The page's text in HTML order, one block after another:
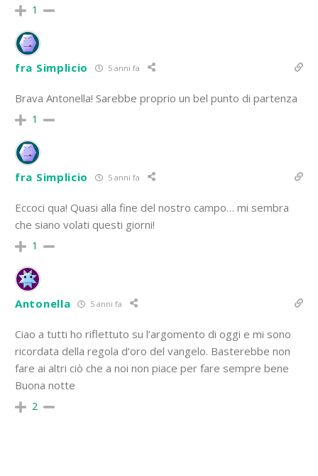
1
fra Simplicio 5 anni fa
Brava Antonella! Sarebbe proprio un bel punto di partenza
1
fra Simplicio 5 anni fa
Eccoci qua! Quasi alla fine del nostro campo… mi sembra
che siano volati questi giorni!
1
Antonella 5 anni fa
Ciao a tutti ho riflettuto su l’argomento di oggi e mi sono
ricordata della regola d’oro del vangelo. Basterebbe non
fare ai altri ciò che a noi non piace per fare sempre bene
Buona notte
2